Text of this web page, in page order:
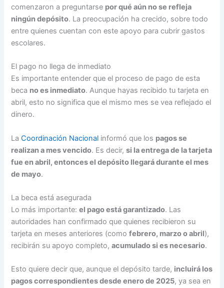
comenzaron a preguntarse por qué aún no se refleja
ningún depósito. La preocupación ha crecido, sobre todo
entre quienes cuentan con este apoyo para cubrir gastos
escolares.
El pago no llega de inmediato
Es importante entender que el proceso de pago de esta
beca no es inmediato. Aunque hayas recibido tu tarjeta en
abril, esto no significa que el mismo mes se vea reflejado el
dinero.
LaCoordinación Nacional informó que los pagos se
realizan a mes vencido. Es decir,si la entrega de la tarjeta
fue en abril, entonces el depósito llegará durante el mes
de mayo.
La beca está asegurada
Lo más importante:el pago está garantizado. Las
autoridades han confirmado que quienes recibieron su
tarjeta en meses anteriores (comofebrero, marzo o abril),
recibirán su apoyo completo,acumulado si es necesario.
Esto quiere decir que, aunque el depósito tarde, incluirá los
pagos correspondientes desde enero de 2025, ya sea en